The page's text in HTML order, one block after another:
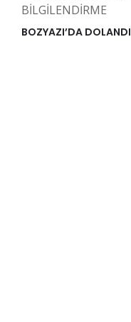
BOZYAZI’DA